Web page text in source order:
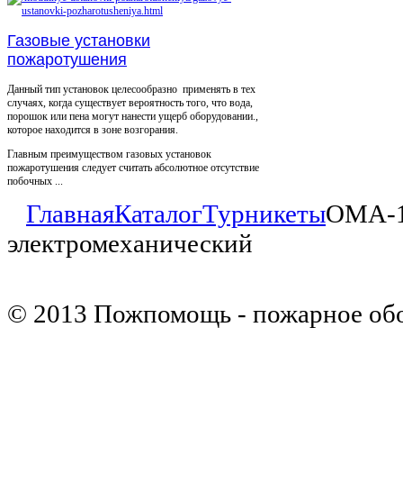
Газовые установки
пожаротушения
Данный тип установок целесообразно применять в тех
случаях, когда существует вероятность того, что вода,
порошок или пена могут нанести ущерб оборудовании.,
которое находится в зоне возгорания.
Главным преимуществом газовых установок
пожаротушения следует считать абсолютное отсутствие
побочных ...
ГлавнаяКаталогТурникетыОМА-
электромеханический
© 2013 Пожпомощь - пожарное